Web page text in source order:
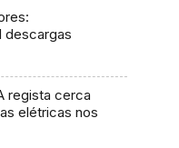
descargas
regista cerca
elétricas nos